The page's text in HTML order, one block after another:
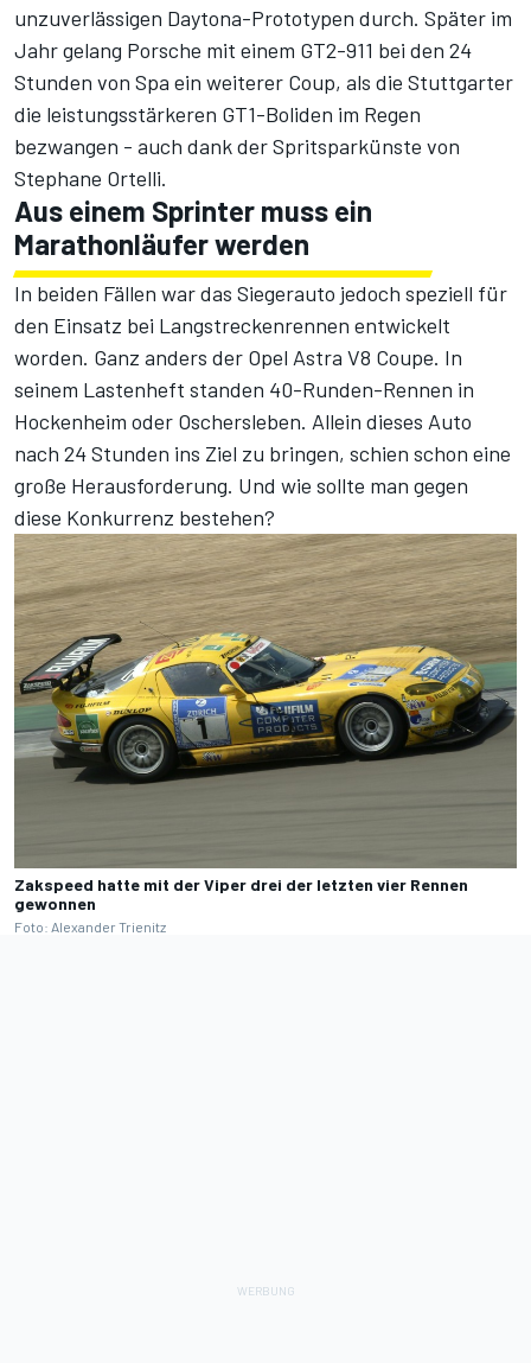
unzuverlässigen Daytona-Prototypen durch. Später im
Jahr gelang Porsche mit einem GT2-911 bei den 24
Stunden von Spa ein weiterer Coup, als die Stuttgarter
die leistungsstärkeren GT1-Boliden im Regen
bezwangen - auch dank der Spritsparkünste von
Stephane Ortelli.
Aus einem Sprinter muss ein
Marathonläufer werden
In beiden Fällen war das Siegerauto jedoch speziell für
den Einsatz bei Langstreckenrennen entwickelt
worden. Ganz anders der Opel Astra V8 Coupe. In
seinem Lastenheft standen 40-Runden-Rennen in
Hockenheim oder Oschersleben. Allein dieses Auto
nach 24 Stunden ins Ziel zu bringen, schien schon eine
große Herausforderung. Und wie sollte man gegen
diese Konkurrenz bestehen?
Zakspeed hatte mit der Viper drei der letzten vier Rennen
gewonnen
Foto: Alexander Trienitz